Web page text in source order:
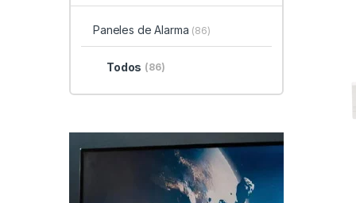
Paneles de Alarma (86)
Todos (86)